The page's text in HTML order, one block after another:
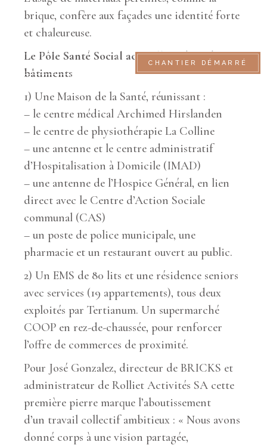
CHANTIER DÉMARRÉ
brique, confère aux façades une identité forte
et chaleureuse.
Le Pôle Santé Social accueillera dans deux
bâtiments
1) Une Maison de la Santé, réunissant :
– le centre médical Archimed Hirslanden
– le centre de physiothérapie La Colline
– une antenne et le centre administratif
d’Hospitalisation à Domicile (IMAD)
– une antenne de l’Hospice Général, en lien
direct avec le Centre d’Action Sociale
communal (CAS)
– un poste de police municipale, une
pharmacie et un restaurant ouvert au public.
2) Un EMS de 80 lits et une résidence seniors
avec services (19 appartements), tous deux
exploités par Tertianum. Un supermarché
COOP en rez-de-chaussée, pour renforcer
l’offre de commerces de proximité.
Pour José Gonzalez, directeur de BRICKS et
administrateur de Rolliet Activités SA cette
première pierre marque l’aboutissement
d’un travail collectif ambitieux : « Nous avons
donné corps à une vision partagée,